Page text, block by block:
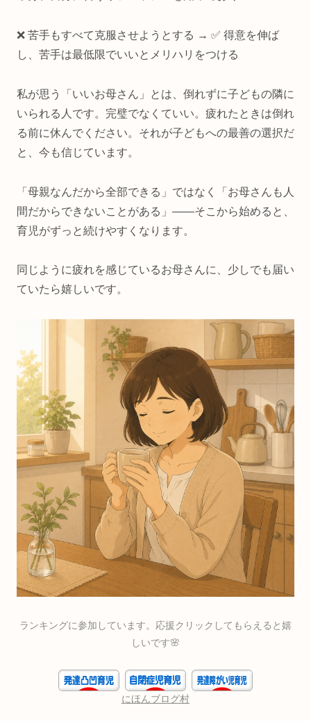
❌ 苦手もすべて克服させようとする → ✅ 得意を伸ば
し、苦手は最低限でいいとメリハリをつける
私が思う「いいお母さん」とは、倒れずに子どもの隣に
いられる人です。完璧でなくていい。疲れたときは倒れ
る前に休んでください。それが子どもへの最善の選択だ
と、今も信じています。
「母親なんだから全部できる」ではなく「お母さんも人
間だからできないことがある」——そこから始めると、
育児がずっと続けやすくなります。
同じように疲れを感じているお母さんに、少しでも届い
ていたら嬉しいです。
ランキングに参加しています。応援クリックしてもらえると嬉
しいです🌸
にほんブログ村